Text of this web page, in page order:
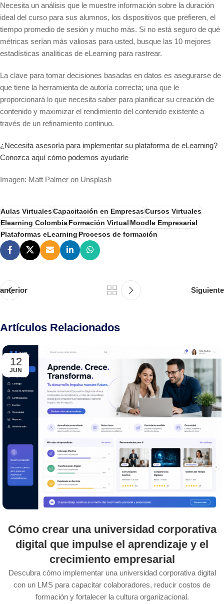
Necesita un análisis que le muestre información sobre la duración
ideal del curso para sus alumnos, los dispositivos que prefieren, el
tiempo promedio de sesión y mucho más. Si no está seguro de qué
métricas serían más valiosas para usted, busque las 10 mejores
estadísticas analíticas de eLearning para rastrear.
La clave para tomar decisiones basadas en datos es asegurarse de
que tiene la herramienta de autoría correcta; una que le
proporcionará lo que necesita saber para planificar su creación de
contenido y maximizar el rendimiento del contenido existente a
través de un refinamiento continuo.
¿Necesita asesoría para implementar su plataforma de eLearning?
Conozca aquí cómo podemos ayudarle
Imagen: Matt Palmer on Unsplash
Aulas VirtualesCapacitación en EmpresasCursos Virtuales
Elearning ColombiaFormación Virtual Moodle Empresarial
Plataformas eLearning Procesos de formación
anterior Siguiente
Artículos Relacionados
12
JUN
Cómo crear una universidad corporativa
digital que impulse el aprendizaje y el
crecimiento empresarial
Descubra cómo implementar una universidad corporativa digital
con un LMS para capacitar colaboradores, reducir costos de
formación y fortalecer la cultura organizacional.